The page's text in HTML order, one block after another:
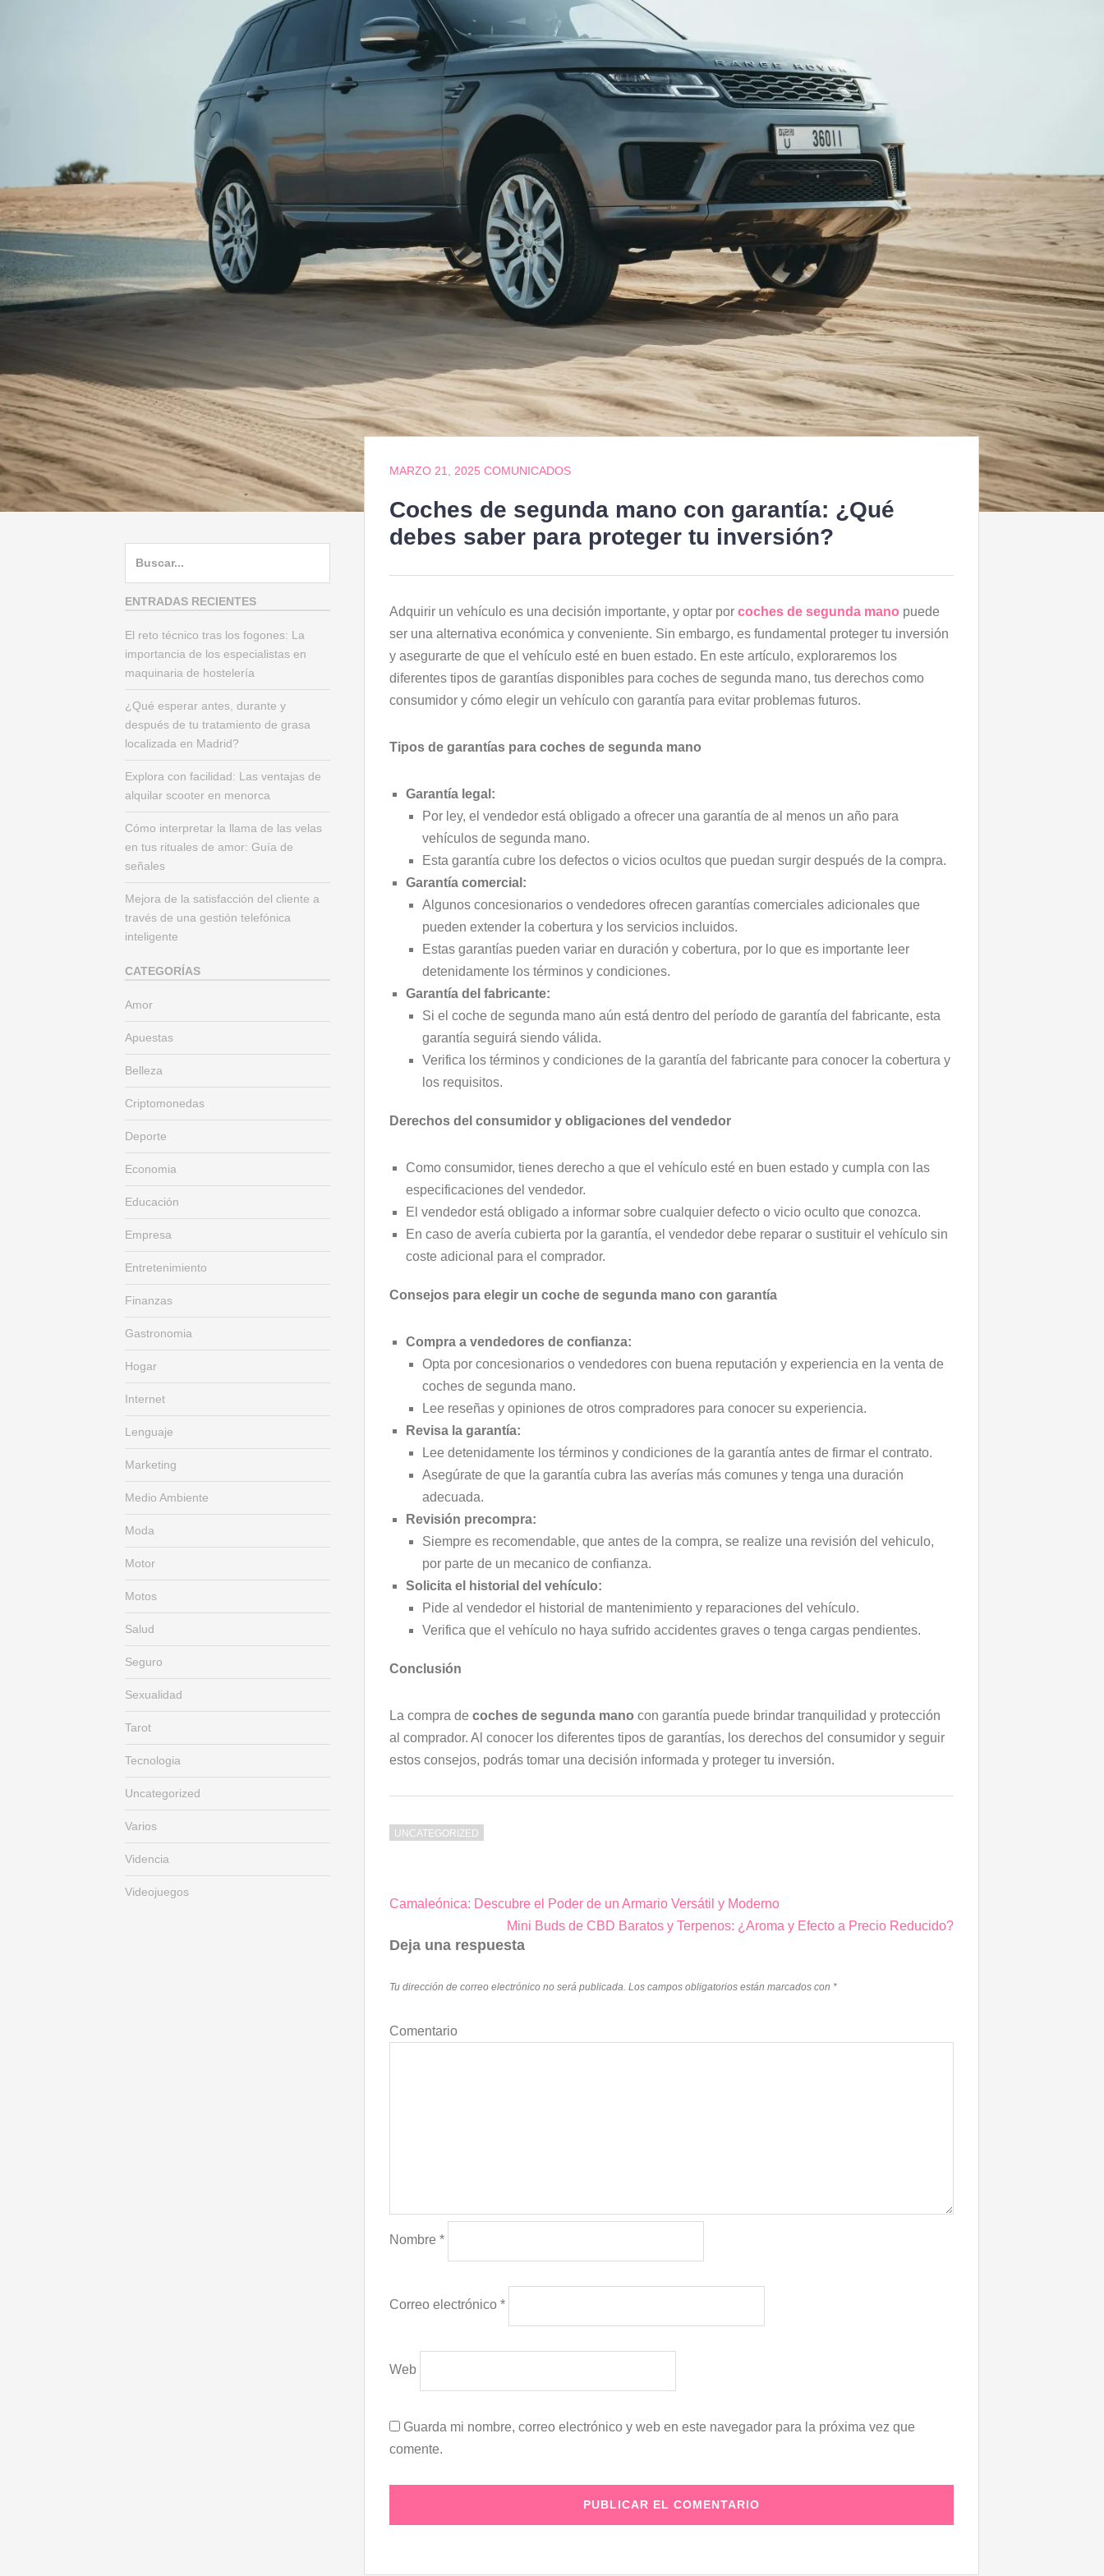
MARZO 21, 2025 COMUNICADOS
Coches de segunda mano con garantía: ¿Qué
debes saber para proteger tu inversión?
Adquirir un vehículo es una decisión importante, y optar porcoches de segunda mano puede
ser una alternativa económica y conveniente. Sin embargo, es fundamental proteger tu inversión
y asegurarte de que el vehículo esté en buen estado. En este artículo, exploraremos los
diferentes tipos de garantías disponibles para coches de segunda mano, tus derechos como
consumidor y cómo elegir un vehículo con garantía para evitar problemas futuros.
Tipos de garantías para coches de segunda mano
Garantía legal:
Por ley, el vendedor está obligado a ofrecer una garantía de al menos un año para
vehículos de segunda mano.
Esta garantía cubre los defectos o vicios ocultos que puedan surgir después de la compra.
Garantía comercial:
Algunos concesionarios o vendedores ofrecen garantías comerciales adicionales que
pueden extender la cobertura y los servicios incluidos.
Estas garantías pueden variar en duración y cobertura, por lo que es importante leer
detenidamente los términos y condiciones.
Garantía del fabricante:
Si el coche de segunda mano aún está dentro del período de garantía del fabricante, esta
garantía seguirá siendo válida.
Verifica los términos y condiciones de la garantía del fabricante para conocer la cobertura y
los requisitos.
Derechos del consumidor y obligaciones del vendedor
Como consumidor, tienes derecho a que el vehículo esté en buen estado y cumpla con las
especificaciones del vendedor.
El vendedor está obligado a informar sobre cualquier defecto o vicio oculto que conozca.
En caso de avería cubierta por la garantía, el vendedor debe reparar o sustituir el vehículo sin
coste adicional para el comprador.
Consejos para elegir un coche de segunda mano con garantía
Compra a vendedores de confianza:
Opta por concesionarios o vendedores con buena reputación y experiencia en la venta de
coches de segunda mano.
Lee reseñas y opiniones de otros compradores para conocer su experiencia.
Revisa la garantía:
Lee detenidamente los términos y condiciones de la garantía antes de firmar el contrato.
Asegúrate de que la garantía cubra las averías más comunes y tenga una duración
adecuada.
Revisión precompra:
Siempre es recomendable, que antes de la compra, se realize una revisión del vehiculo,
por parte de un mecanico de confianza.
Solicita el historial del vehículo:
Pide al vendedor el historial de mantenimiento y reparaciones del vehículo.
Verifica que el vehículo no haya sufrido accidentes graves o tenga cargas pendientes.
Conclusión
La compra decoches de segunda mano con garantía puede brindar tranquilidad y protección
al comprador. Al conocer los diferentes tipos de garantías, los derechos del consumidor y seguir
estos consejos, podrás tomar una decisión informada y proteger tu inversión.
UNCATEGORIZED
de
entradas
Camaleónica: Descubre el Poder de un Armario Versátil y Moderno
Mini Buds de CBD Baratos y Terpenos: ¿Aroma y Efecto a Precio Reducido?
Deja una respuesta
Tu dirección de correo electrónico no será publicada. Los campos obligatorios están marcados con *
Comentario
Nombre*
Correo electrónico*
Web
Guarda mi nombre, correo electrónico y web en este navegador para la próxima vez que
comente.
s
a
:
ENTRADAS RECIENTES
El reto técnico tras los fogones: La
importancia de los especialistas en
maquinaria de hostelería
¿Qué esperar antes, durante y
después de tu tratamiento de grasa
localizada en Madrid?
Explora con facilidad: Las ventajas de
alquilar scooter en menorca
Cómo interpretar la llama de las velas
en tus rituales de amor: Guía de
señales
Mejora de la satisfacción del cliente a
través de una gestión telefónica
inteligente
CATEGORÍAS
Amor
Apuestas
Belleza
Criptomonedas
Deporte
Economia
Educación
Empresa
Entretenimiento
Finanzas
Gastronomia
Hogar
Internet
Lenguaje
Marketing
Medio Ambiente
Moda
Motor
Motos
Salud
Seguro
Sexualidad
Tarot
Tecnologia
Uncategorized
Varios
Videncia
Videojuegos